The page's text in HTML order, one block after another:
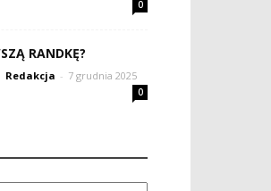
0
RANDKĘ?
Redakcja - 7 grudnia 2025
0